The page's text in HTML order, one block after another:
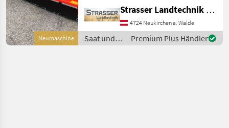
Neumaschine
Freilauf im Getriebe -
Getriebe mit integriertem
Freilauf 1000 U/min -
Hammerschlegel -
Strasser Landtechnik GmbH
4724 Neukirchen a. Walde
Saat und
Pflege /
Premium Plus Händler